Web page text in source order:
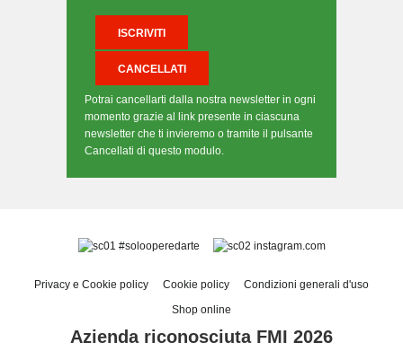
Potrai cancellarti dalla nostra newsletter in ogni
momento grazie al link presente in ciascuna
newsletter che ti invieremo o tramite il pulsante
Cancellati di questo modulo.
#solooperedarte instagram.com
Privacy e Cookie policy Cookie policy
Condizioni generali d'uso
Shop online
Azienda riconosciuta FMI 2026